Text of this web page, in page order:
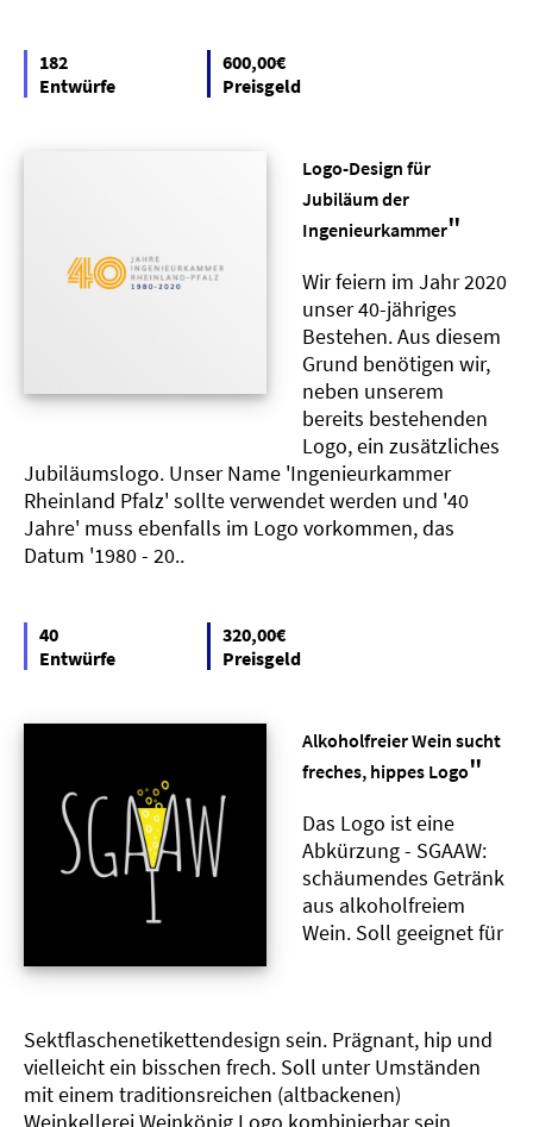
182
Entwürfe
600,00€
Preisgeld
Logo-Design für
Jubiläum der
Ingenieurkammer"
Wir feiern im Jahr 2020
unser 40-jähriges
Bestehen. Aus diesem
Grund benötigen wir,
neben unserem
bereits bestehenden
Logo, ein zusätzliches
Jubiläumslogo. Unser Name 'Ingenieurkammer
Rheinland Pfalz' sollte verwendet werden und '40
Jahre' muss ebenfalls im Logo vorkommen, das
Datum '1980 - 20..
40
Entwürfe
320,00€
Preisgeld
Alkoholfreier Wein sucht
freches, hippes Logo"
Das Logo ist eine
Abkürzung - SGAAW:
schäumendes Getränk
aus alkoholfreiem
Wein. Soll geeignet für
Sektflaschenetikettendesign sein. Prägnant, hip und
vielleicht ein bisschen frech. Soll unter Umständen
mit einem traditionsreichen (altbackenen)